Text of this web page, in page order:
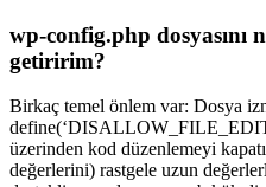
wp-config.php dosyasını
getiririm?
Birkaç temel önlem var: Dosya
üzerinden kod düzenlemeyi
değerlerini) rastgele uzun